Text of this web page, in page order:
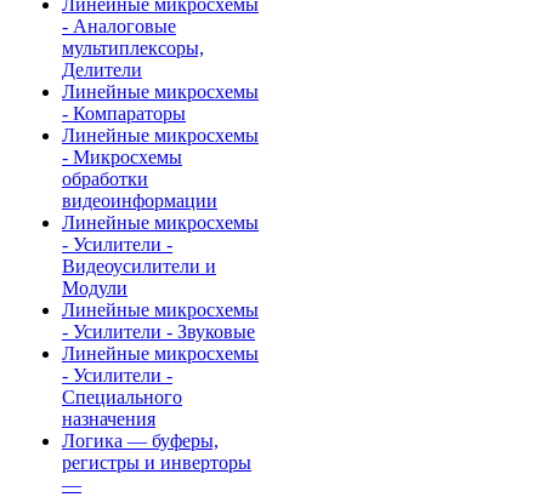
Линейные микросхемы
- Аналоговые
мультиплексоры,
Делители
Линейные микросхемы
- Компараторы
Линейные микросхемы
- Микросхемы
обработки
видеоинформации
Линейные микросхемы
- Усилители -
Видеоусилители и
Модули
Линейные микросхемы
- Усилители - Звуковые
Линейные микросхемы
- Усилители -
Специального
назначения
Логика — буферы,
регистры и инверторы
—